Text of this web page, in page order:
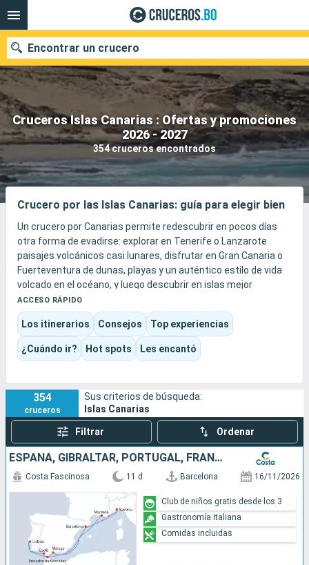
Cruceros Islas Canarias : Ofertas y promociones
2026 - 2027
354 cruceros encontrados
Encontrar un crucero
Nuestros destinos
Fecha de salida
Puertos Compañías
Buscar
Crucero por las Islas Canarias: guía para elegir bien
Un crucero por Canarias permite redescubrir en pocos días
otra forma de evadirse: explorar en Tenerife o Lanzarote
paisajes volcánicos casi lunares, disfrutar en Gran Canaria o
Fuerteventura de dunas, playas y un auténtico estilo de vida
volcado en el océano, y luego descubrir en islas mejor
conservadas como La Palma o La Gomera una naturaleza
más verde, salvaje y silenciosa.
El destino combina con total naturalidad los baños, las
grandes panorámicas, las escapadas a la naturaleza y el
placer de viajar en barco, con cruceros pensados tanto para
archipiélago de una forma más íntima.
ACCESO RÁPIDO
Los itinerarios Consejos Top experiencias
¿Cuándo ir? Hot spots Les encantó
354
cruceros
Sus criterios de búsqueda:
Islas Canarias
Filtrar Ordenar
ESPAÑA, GIBRALTAR, PORTUGAL, FRANCIA, ITALIA
Costa Fascinosa 11 d Barcelona 16/11/2026
Club de niños gratis desde los 3
Gastronomía italiana
Comidas incluidas